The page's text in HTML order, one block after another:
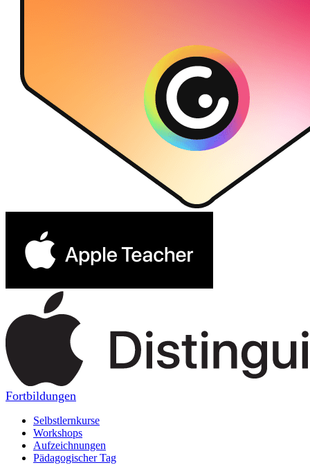
Fortbildungen
Selbstlernkurse
Workshops
Aufzeichnungen
Pädagogischer Tag